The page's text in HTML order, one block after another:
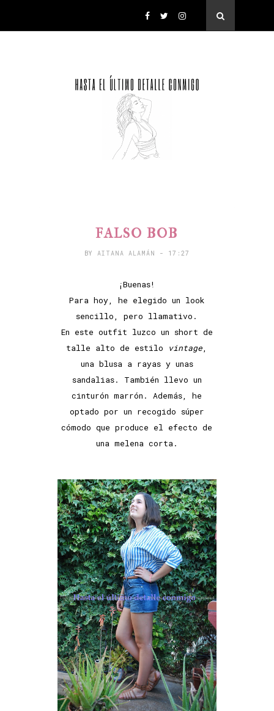
FALSO BOB
BY AITANA ALAMÁN - 17:27
¡Buenas!
Para hoy, he elegido un look
sencillo, pero llamativo.
En este outfit luzco un short de
talle alto de estilo vintage,
una blusa a rayas y unas
sandalias. También llevo un
cinturón marrón. Además, he
optado por un recogido súper
cómodo que produce el efecto de
una melena corta.